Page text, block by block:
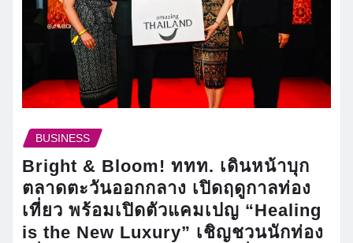
BUSINESS
Bright & Bloom! ททท. เดินหน้าบุก
ตลาดตะวันออกกลาง เปิดฤดูกาลท่อง
เที่ยว พร้อมเปิดตัวแคมเปญ “Healing
is the New Luxury” เชิญชวนนักท่อง